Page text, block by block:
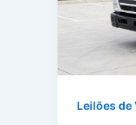
Leilões de